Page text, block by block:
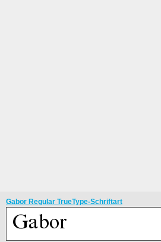
Gabor Regular TrueType-Schriftart